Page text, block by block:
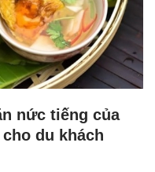
nức tiếng của
du khách